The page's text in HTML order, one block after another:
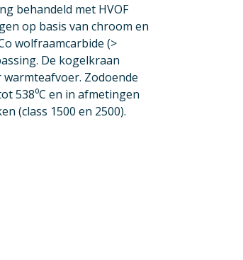
behandeld met HVOF
op basis van chroom en
wolfraamcarbide (>
De kogelkraan
Zodoende
538⁰C en in afmetingen
(class 1500 en 2500).